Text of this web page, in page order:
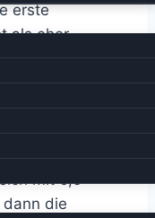
erste
als eher
wogen
pounds, also
23 Kilo auf
mit 6,5
die